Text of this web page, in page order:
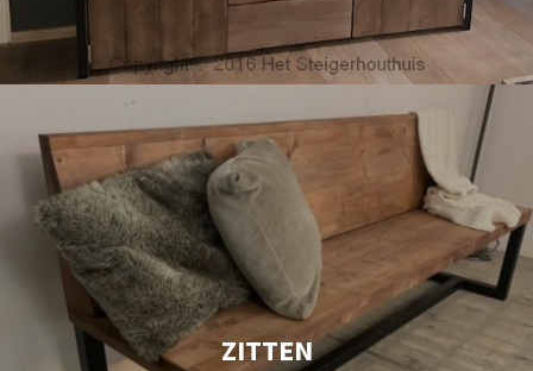
ZITTEN